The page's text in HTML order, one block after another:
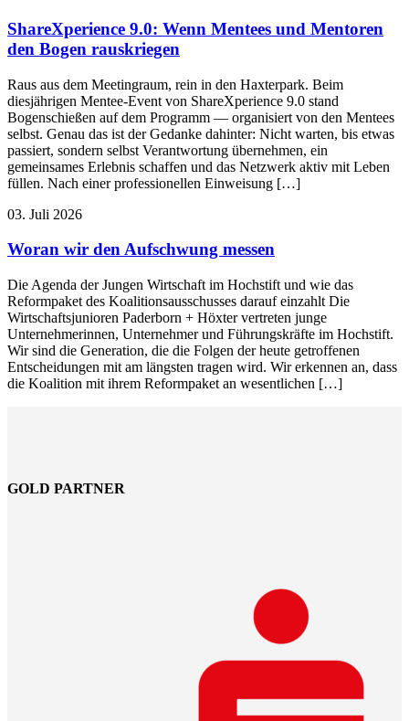
ShareXperience 9.0: Wenn Mentees und Mentoren
den Bogen rauskriegen
Raus aus dem Meetingraum, rein in den Haxterpark. Beim
diesjährigen Mentee-Event von ShareXperience 9.0 stand
Bogenschießen auf dem Programm — organisiert von den Mentees
selbst. Genau das ist der Gedanke dahinter: Nicht warten, bis etwas
passiert, sondern selbst Verantwortung übernehmen, ein
gemeinsames Erlebnis schaffen und das Netzwerk aktiv mit Leben
füllen. Nach einer professionellen Einweisung […]
03. Juli 2026
Woran wir den Aufschwung messen
Die Agenda der Jungen Wirtschaft im Hochstift und wie das
Reformpaket des Koalitionsausschusses darauf einzahlt Die
Wirtschaftsjunioren Paderborn + Höxter vertreten junge
Unternehmerinnen, Unternehmer und Führungskräfte im Hochstift.
Wir sind die Generation, die die Folgen der heute getroffenen
Entscheidungen mit am längsten tragen wird. Wir erkennen an, dass
die Koalition mit ihrem Reformpaket an wesentlichen […]
GOLD PARTNER